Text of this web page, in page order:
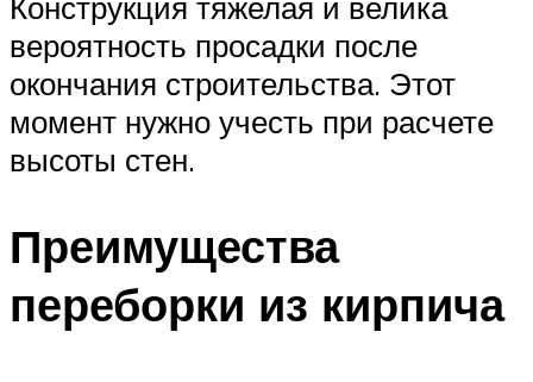
Конструкция тяжелая и велика
вероятность просадки после
окончания строительства. Этот
момент нужно учесть при расчете
высоты стен.
Преимущества
переборки из кирпича